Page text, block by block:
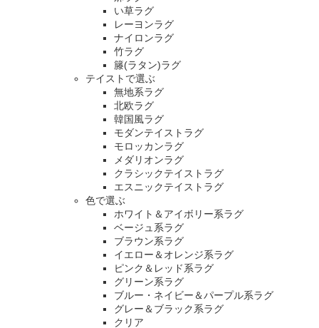
い草ラグ
レーヨンラグ
ナイロンラグ
竹ラグ
籐(ラタン)ラグ
テイストで選ぶ
無地系ラグ
北欧ラグ
韓国風ラグ
モダンテイストラグ
モロッカンラグ
メダリオンラグ
クラシックテイストラグ
エスニックテイストラグ
色で選ぶ
ホワイト＆アイボリー系ラグ
ベージュ系ラグ
ブラウン系ラグ
イエロー＆オレンジ系ラグ
ピンク＆レッド系ラグ
グリーン系ラグ
ブルー・ネイビー＆パープル系ラグ
グレー＆ブラック系ラグ
クリア